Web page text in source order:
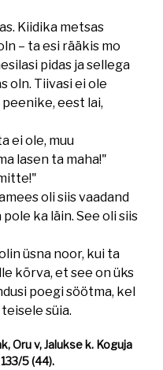
Kiidika metsas
– ta esi rääkis mo
pidas ja sellega
oln. Tiivasi ei ole
eest lai,
ei ole, muu
lasen ta maha!"
oli siis vaadand
ka läin. See oli siis
üsna noor, kui ta
kõrva, et see on üks
poegi söötma, kel
süia.
Oru v, Jalukse k. Koguja
5 (44).